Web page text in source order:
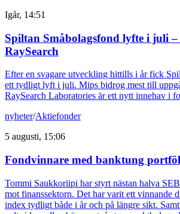
Igår, 14:51
Spiltan Småbolagsfond lyfte i juli
RaySearch
Efter en svagare utveckling hittills i år fick
ett tydligt lyft i juli. Mips bidrog mest till
RaySearch Laboratories är ett nytt innehav i
nyheter/Aktiefonder
5 augusti, 15:06
Fondvinnare med banktung
Tommi Saukkoriipi har styrt nästan halva
mot finanssektorn. Det har varit ett vinnande
index tydligt både i år och på längre sikt.